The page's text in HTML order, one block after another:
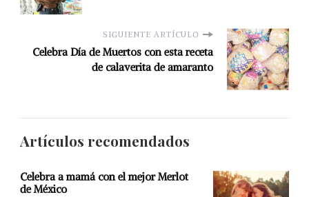
SIGUIENTE ARTÍCULO
Celebra Día de Muertos con esta receta
de calaverita de amaranto
Artículos recomendados
Celebra a mamá con el mejor Merlot
de México